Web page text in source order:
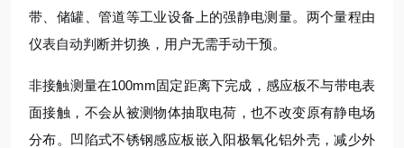
带、储罐、管道等工业设备上的强静电测量。两个量程由
仪表自动判断并切换，用户无需手动干预。
非接触测量在100mm固定距离下完成，感应板不与带电表
面接触，不会从被测物体抽取电荷，也不改变原有静电场
分布。凹陷式不锈钢感应板嵌入阳极氧化铝外壳，减少外